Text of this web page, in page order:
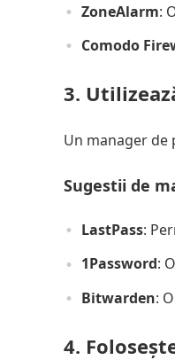
ZoneAlarm:
Comodo
3.
Un manager de
Sugestii de
LastPass:
1Password:
Bitwarden:
4.